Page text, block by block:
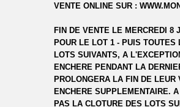
VENTE ONLINE SUR :
FIN DE VENTE LE MERCREDI 8
POUR LE LOT 1 - PUIS
LOTS SUIVANTS, A
ENCHERE PENDANT LA
PROLONGERA LA FIN DE LEUR
ENCHERE SUPPLEMENTAIRE.
PAS LA CLOTURE DES LOTS